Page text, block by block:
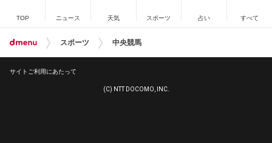
TOP ニュース 天気 スポーツ 占い すべて
スポーツ 中央競馬
サイトご利用にあたって
(C) NTT DOCOMO, INC.